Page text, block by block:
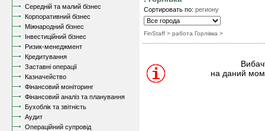
Середній та малий бізнес
Корпоративний бізнес
Міжнародний бізнес
Інвестиційний бізнес
Ризик-менеджмент
Кредитування
Заставні операції
Казначейство
Фінансовий моніторинг
Фінансовий аналіз та планування
Бухоблік та звітність
Аудит
Операційний супровід
Сортировать по: региону
FinStaff > работа Горлівка >
на даний